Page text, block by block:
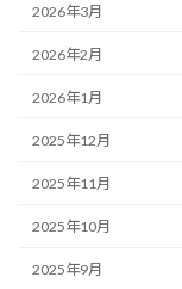
2026年3月
2026年2月
2026年1月
2025年12月
2025年11月
2025年10月
2025年9月